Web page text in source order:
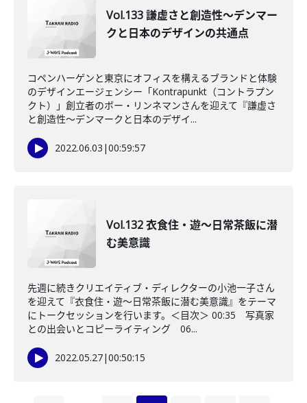
Vol.133 謙虚さと創造性～デンマー
クと日本のデザインの共通点
コペンハーゲンと東京にオフィスを構えるブランドと体験
のデザインエージェンシー「Kontrapunkt（コントラプン
クト）」創立者のボー・リンネマンさんを迎えて『謙虚さ
と創造性～デンマークと日本のデザイ...
2022.06.03 |00:59:57
Vol.132 衣食住・遊～日常茶飯に潜
む美意識
先週に続きクリエイティブ・ディレクターの小池一子さん
を迎えて『衣食住・遊～日常茶飯に潜む美意識』をテーマ
にトークセッションを行います。＜目次＞ 00:35 写真家
との出会いとコピーライティング 06...
2022.05.27|00:50:15